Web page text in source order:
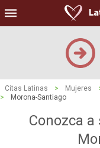
Citas Latinas > Mujeres
>
Morona-Santiago
Conozca